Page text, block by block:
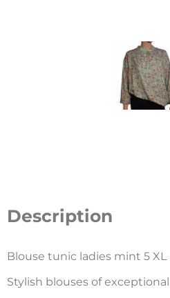
Description
Blouse tunic ladies mint 5 XL
Stylish blouses of